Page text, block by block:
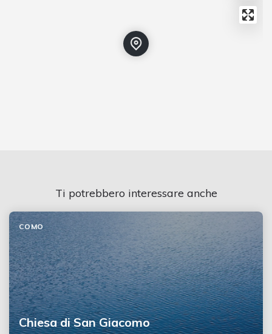
Ti potrebbero interessare anche
Chiesa di San Giacomo
COMO